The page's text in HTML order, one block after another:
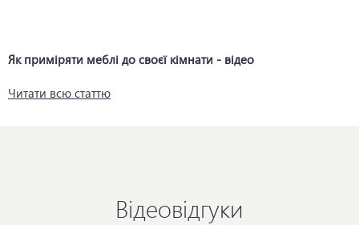
Як приміряти меблі до своєї кімнати - відео
Читати всю статтю
Відеовідгуки